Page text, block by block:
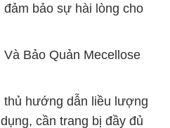
bảo sự hài lòng cho
Bảo Quản Mecellose
hướng dẫn liều lượng
cần trang bị đầy đủ